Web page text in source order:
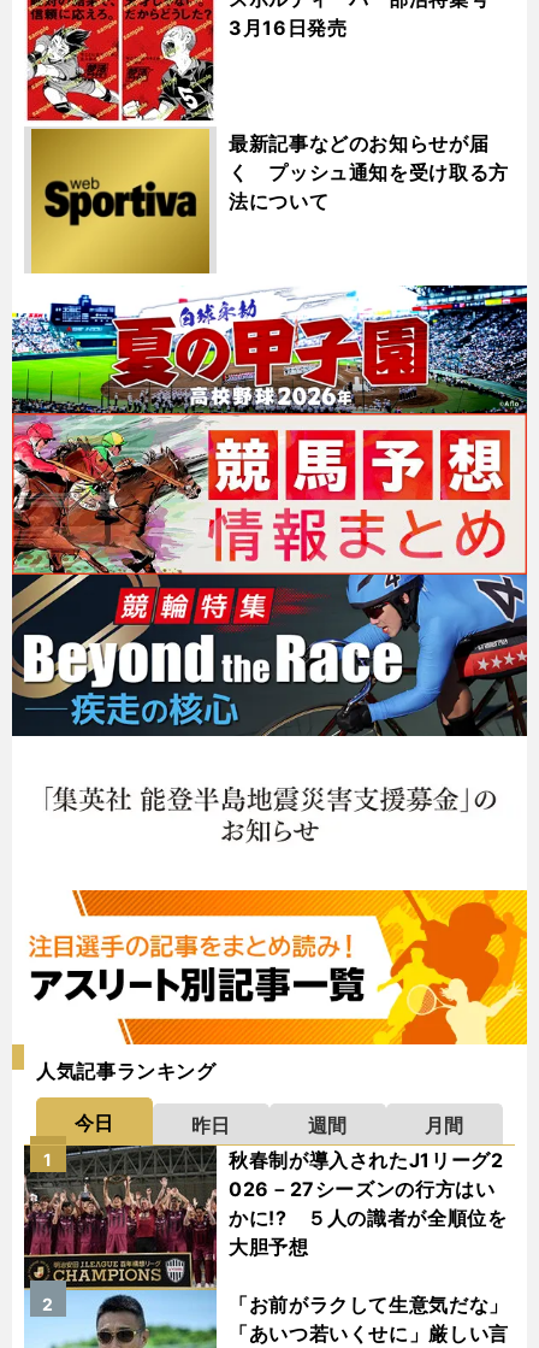
3月16日発売
最新記事などのお知らせが届
く プッシュ通知を受け取る方
法について
人気記事ランキング
今日 昨日 週間
月間
秋春制が導入されたJ1リーグ2
026－27シーズンの行方はい
かに!? ５人の識者が全順位を
大胆予想
1
「お前がラクして生意気だな」
「あいつ若いくせに」厳しい言
2